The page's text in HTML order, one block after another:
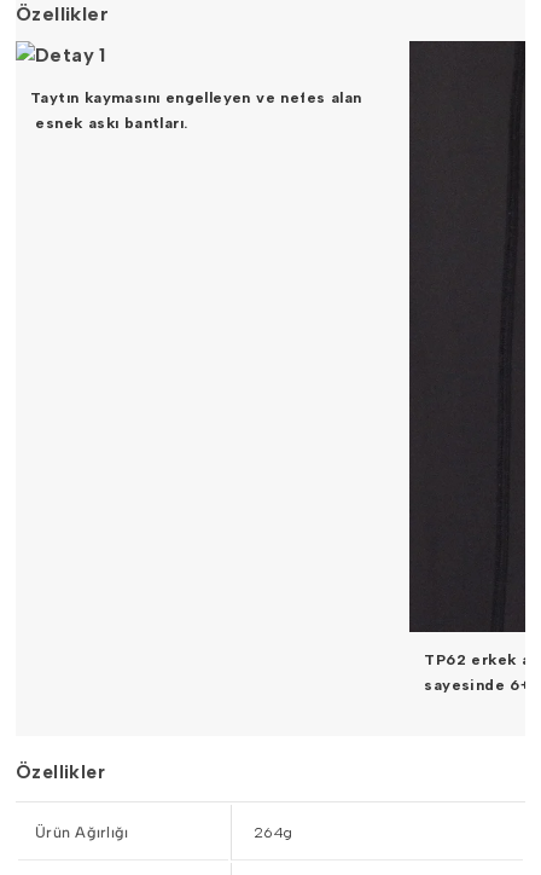
Özellikler
Taytın kaymasını engelleyen ve nefes alan
esnek askı bantları.
TP62 erkek
sayesinde 6+
Özellikler
Ürün Ağırlığı 264g